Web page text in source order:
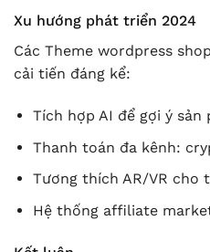
Xu hướng phát triển 2024
Các Theme wordpress
cải tiến đáng kể:
Tích hợp AI để gợi ý
Thanh toán đa kênh:
Tương thích AR/VR cho
Hệ thống affiliate